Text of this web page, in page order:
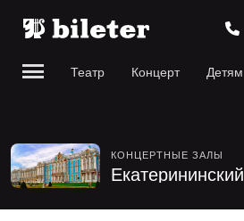
Театр Концерт Детям
КОНЦЕРТНЫЕ ЗАЛЫ